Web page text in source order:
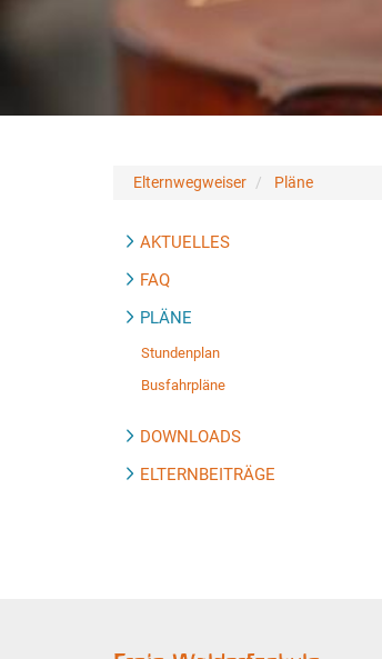
Elternwegweiser Pläne
AKTUELLES
FAQ
PLÄNE
Stundenplan
Busfahrpläne
DOWNLOADS
ELTERNBEITRÄGE